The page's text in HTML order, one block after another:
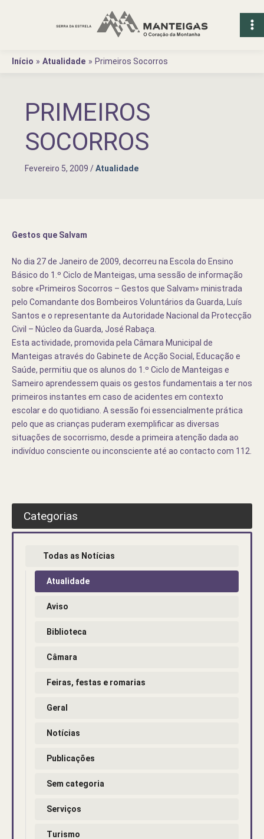
Início
Atualidade Primeiros Socorros
PRIMEIROS
SOCORROS
Fevereiro 5, 2009 /Atualidade
Gestos que Salvam
No dia 27 de Janeiro de 2009, decorreu na Escola do Ensino
Básico do 1.º Ciclo de Manteigas, uma sessão de informação
sobre «Primeiros Socorros – Gestos que Salvam» ministrada
pelo Comandante dos Bombeiros Voluntários da Guarda, Luís
Santos e o representante da Autoridade Nacional da Protecção
Civil – Núcleo da Guarda, José Rabaça.
Esta actividade, promovida pela Câmara Municipal de
Manteigas através do Gabinete de Acção Social, Educação e
Saúde, permitiu que os alunos do 1.º Ciclo de Manteigas e
Sameiro aprendessem quais os gestos fundamentais a ter nos
primeiros instantes em caso de acidentes em contexto
escolar e do quotidiano. A sessão foi essencialmente prática
pelo que as crianças puderam exemplificar as diversas
situações de socorrismo, desde a primeira atenção dada ao
indivíduo consciente ou inconsciente até ao contacto com 112.
Categorias
Todas as Notícias
Atualidade
Aviso
Biblioteca
Câmara
Feiras, festas e romarias
Geral
Notícias
Publicações
Sem categoria
Serviços
Turismo